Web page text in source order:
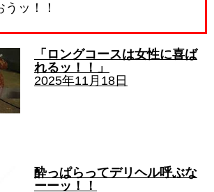
ッ！！
「ロングコースは女性に喜ば
れるッ！！」
2025年11月18日
酔っぱらってデリヘル呼ぶな
ーーッ！！